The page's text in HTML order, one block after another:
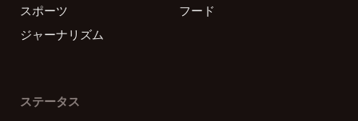
スポーツ
フード
ジャーナリズム
ステータス